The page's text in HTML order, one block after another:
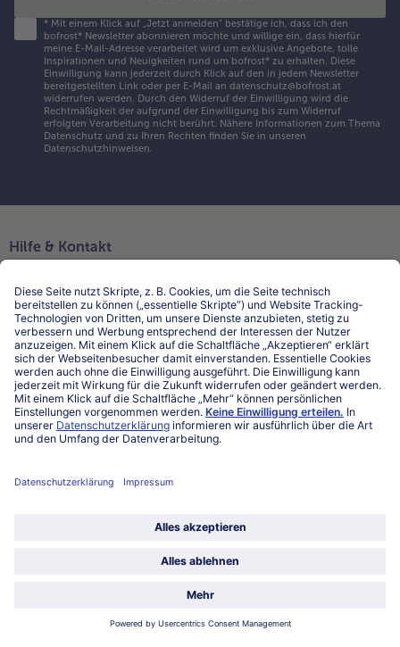
* Mit einem Klick auf „Jetzt anmelden" bestätige ich, dass ich den
bofrost* Newsletter abonnieren möchte und willige ein, dass hierfür
meine E-Mail-Adresse verarbeitet wird um exklusive Angebote, tolle
Inspirationen und Neuigkeiten rund um bofrost* zu erhalten. Diese
Einwilligung kann jederzeit durch Klick auf den in jedem Newsletter
bereitgestellten Link oder per E-Mail an datenschutz@bofrost.at
widerrufen werden. Durch den Widerruf der Einwilligung wird die
Rechtmäßigkeit der aufgrund der Einwilligung bis zum Widerruf
erfolgten Verarbeitung nicht berührt. Nähere Informationen zum Thema
Datenschutz und zu Ihren Rechten finden Sie in unseren
Datenschutzhinweisen.
Hilfe & Kontakt
Kontakt
FAQ
Service
Unternehmen